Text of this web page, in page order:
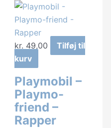
kr. 49,00
Tilføj til
kurv
Playmobil –
Playmo-
friend –
Rapper